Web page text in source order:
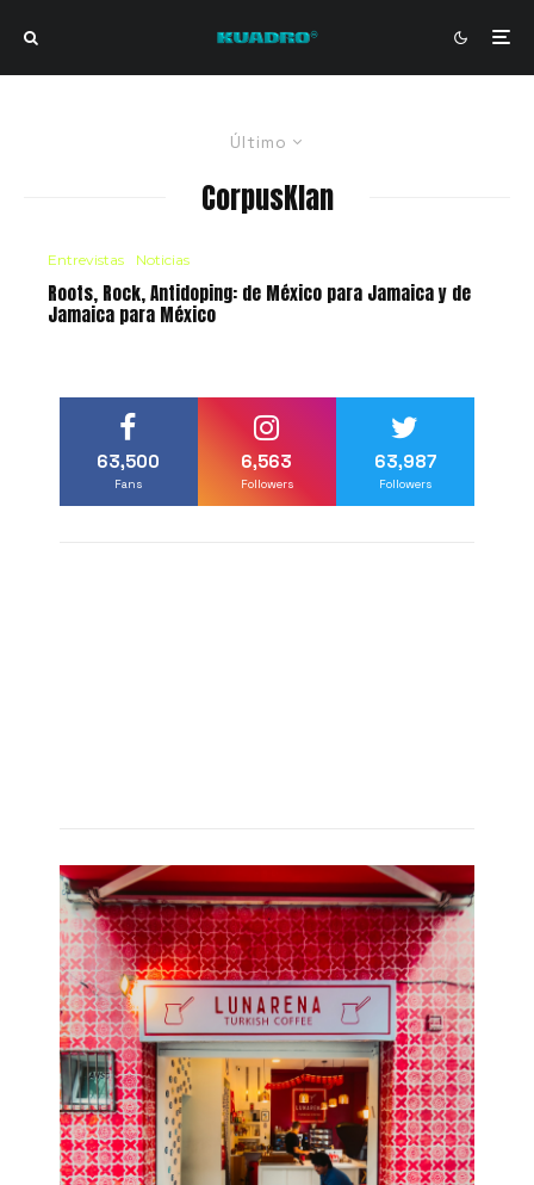
Último
CorpusKlan
Entrevistas Noticias
Roots, Rock, Antidoping: de México para Jamaica y de
Jamaica para México
63,500
Fans
6,563
Followers
63,987
Followers